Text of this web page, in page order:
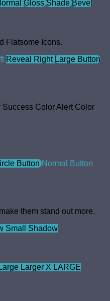
Gloss Shade Bevel
Flatsome Icons.
Reveal Right Large Button
Success ColorAlert Color
Button Normal Button
them stand out more.
Small Shadow
Large Larger X LARGE